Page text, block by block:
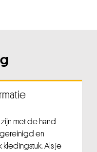
met de hand
en
Als je